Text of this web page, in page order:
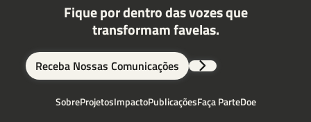
Fique por dentro das vozes que
transformam favelas.
Receba Nossas Comunicações
SobreProjetosImpactoPublicaçõesFaça ParteDoe